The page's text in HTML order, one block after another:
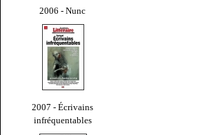
2006 - Nunc
2007 - Écrivains
infréquentables